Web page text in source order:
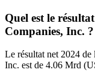
Quel est le
Companies, Inc. ?
Le résultat net 2024
Inc. est de 4.06 Mrd